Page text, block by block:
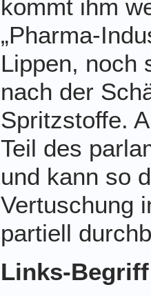
kommt ihm
„Pharma-
Lippen, noch
nach der
Spritzstoffe.
Teil des
und kann so
Vertuschung
partiell
Links-